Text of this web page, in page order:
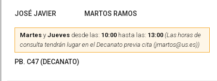
JOSÉ JAVIER MARTOS RAMOS
Martes y Jueves desde las: 10:00 hasta las: 13:00 (Las horas de
consulta tendrán lugar en el Decanato previa cita (jmartos@us.es))
PB. C47 (DECANATO)